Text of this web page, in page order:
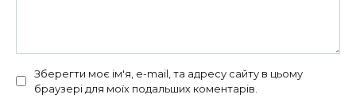
Зберегти моє ім'я, e-mail, та адресу сайту в цьому
браузері для моїх подальших коментарів.